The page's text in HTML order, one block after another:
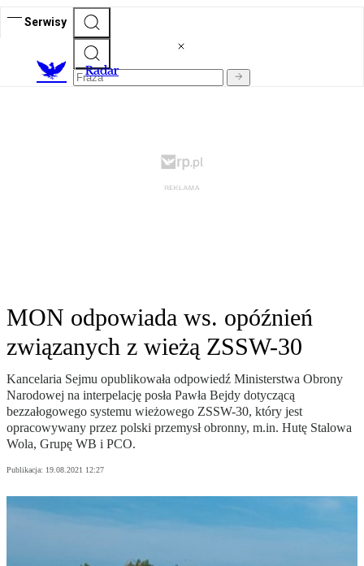
Serwisy
Radar
MON odpowiada ws. opóźnień
związanych z wieżą ZSSW-30
Kancelaria Sejmu opublikowała odpowiedź Ministerstwa Obrony
Narodowej na interpelację posła Pawła Bejdy dotyczącą
bezzałogowego systemu wieżowego ZSSW-30, który jest
opracowywany przez polski przemysł obronny, m.in. Hutę Stalowa
Wola, Grupę WB i PCO.
Publikacja: 19.08.2021 12:27